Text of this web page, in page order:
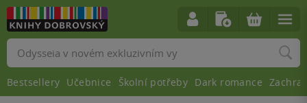
Vyhledávání
Bestsellery Učebnice Školní potřeby Dark romance